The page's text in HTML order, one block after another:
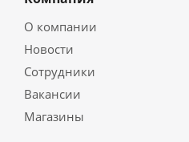
О компании
Новости
Сотрудники
Вакансии
Магазины